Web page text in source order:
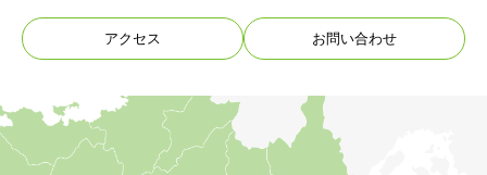
アクセス お問い合わせ